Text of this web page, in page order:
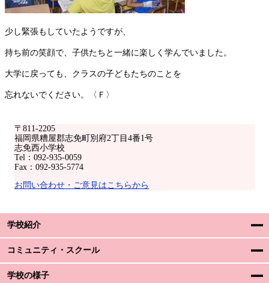
〒811-2205
福岡県糟屋郡志免町別府2丁目4番1号
志免西小学校
Tel：092-935-0059
Fax：092-935-5774
お問い合わせ・ご意見はこちらから
学校紹介
コミュニティ・スクール
学校の様子
少し緊張もしていたようですが、
持ち前の笑顔で、子供たちと一緒に楽しく学んでいました。
大学に戻っても、クラスの子どもたちのことを
忘れないでください。〈Ｆ〉